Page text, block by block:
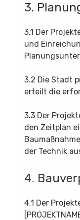
3.
3.1 Der
und
3.2 Die Stadt
erteilt die
3.3 Der
den Zeitplan
der Technik
4.
4.1 Der